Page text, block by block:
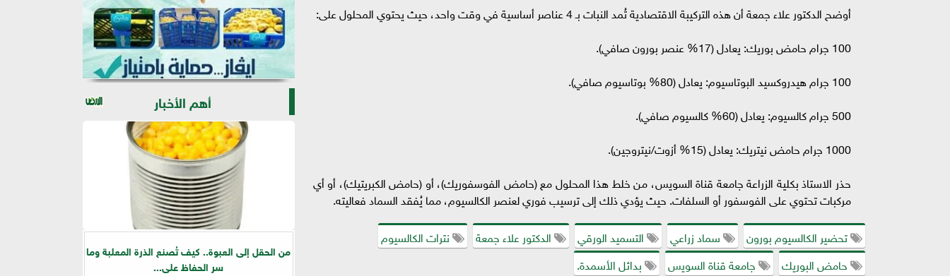
أوضح الدكتور علاء جمعة أن هذه التركيبة الاقتصادية تُمد النبات بـ 4 عناصر أساسية في وقت واحد، حيث يحتوي المحلول على:
100 جرام حامض بوريك: يعادل (17% عنصر بورون صافي).
100 جرام هيدروكسيد البوتاسيوم: يعادل (80% بوتاسيوم صافي).
500 جرام كالسيوم: يعادل (60% كالسيوم صافي).
1000 جرام حامض نيتريك: يعادل (15% أزوت/نيتروجين).
حذر الاستاذ بكلية الزراعة جامعة قناة السويس، من خلط هذا المحلول مع (حامض الفوسفوريك)، أو (حامض الكبريتيك)، أو أي
مركبات تحتوي على الفوسفور أو السلفات. حيث يؤدي ذلك إلى ترسيب فوري لعنصر الكالسيوم، مما يُفقد السماد فعاليته.
تحضير الكالسيوم بورون
سماد زراعي التسميد الورقي الدكتور علاء جمعة
نترات الكالسيوم
حامض البوريك
جامعة قناة السويس بدائل الأسمدة.
أهم الأخبار
من الحقل إلى العبوة.. كيف تُصنع الذرة المعلبة وما
سر الحفاظ على...